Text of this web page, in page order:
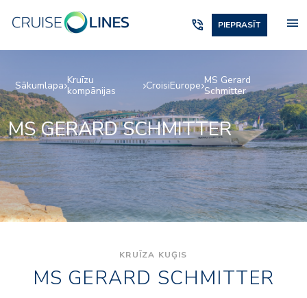
phone_in_talk PIEPRASĪT menu
Sākumlapa Kruīzu
kompānijas
CroisiEurope MS Gerard
Schmitter
MS GERARD SCHMITTER
KRUĪZA KUĢIS
MS GERARD SCHMITTER